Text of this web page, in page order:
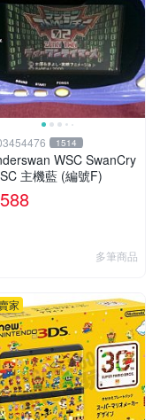
1514
WSC SwanCry
stal SC 主機藍 (編號F)
多筆商品
家